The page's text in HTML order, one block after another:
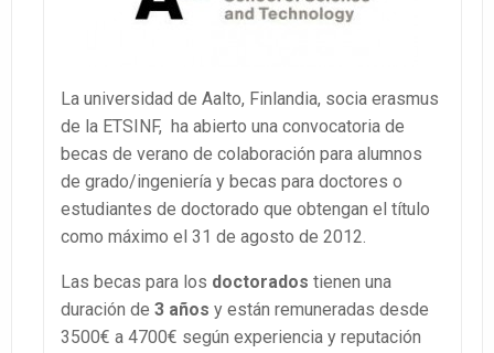
La universidad de Aalto, Finlandia, socia erasmus
de la ETSINF, ha abierto una convocatoria de
becas de verano de colaboración para alumnos
de grado/ingeniería y becas para doctores o
estudiantes de doctorado que obtengan el título
como máximo el 31 de agosto de 2012.
Las becas para los doctorados tienen una
duración de 3 años y están remuneradas desde
3500€ a 4700€ según experiencia y reputación